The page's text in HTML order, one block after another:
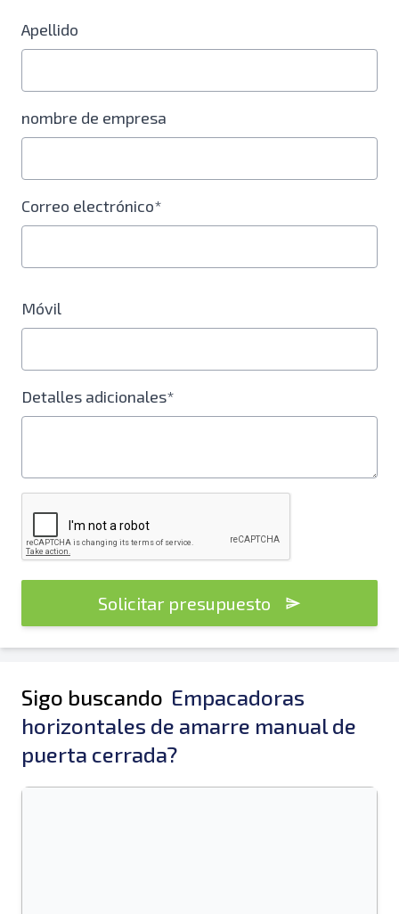
Apellido
nombre de empresa
Correo electrónico*
Móvil
Detalles adicionales*
Solicitar presupuesto
Sigo buscando Empacadoras
horizontales de amarre manual de
puerta cerrada?